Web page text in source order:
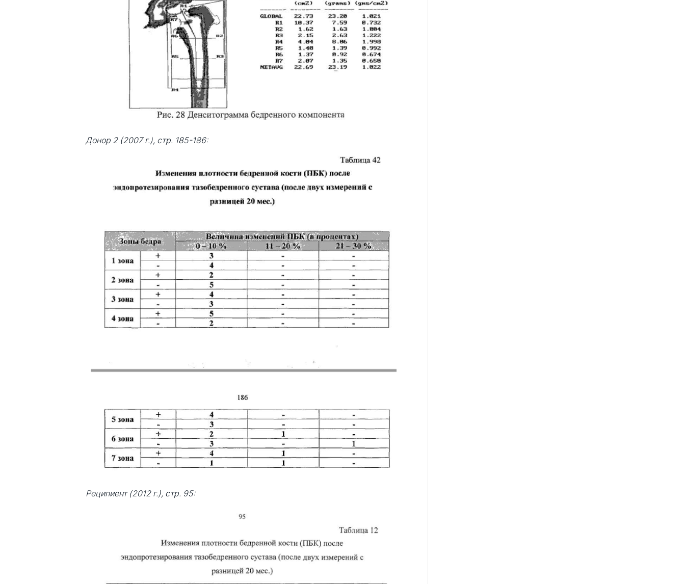
Донор 2 (2007 г.), стр. 185-186:
Реципиент (2012 г.), стр. 95: